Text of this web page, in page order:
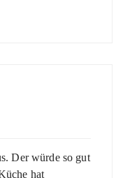
Der würde so gut
hat